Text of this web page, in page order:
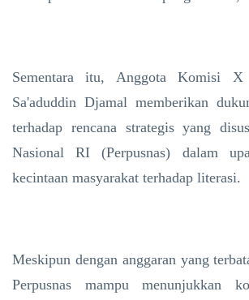
Sementara itu, Anggota Komisi
Sa'aduddin Djamal memberikan
terhadap rencana strategis yang
Nasional RI (Perpusnas) dalam
kecintaan masyarakat terhadap literasi.
Meskipun dengan anggaran yang
Perpusnas mampu menunjukkan